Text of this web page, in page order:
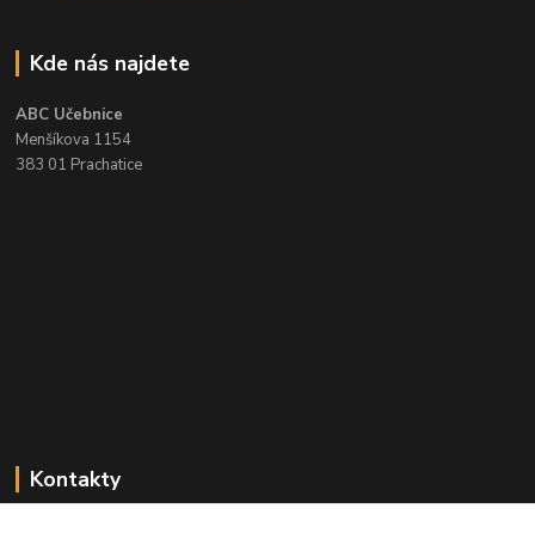
Kde nás najdete
ABC Učebnice
Menšíkova 1154
383 01 Prachatice
Kontakty